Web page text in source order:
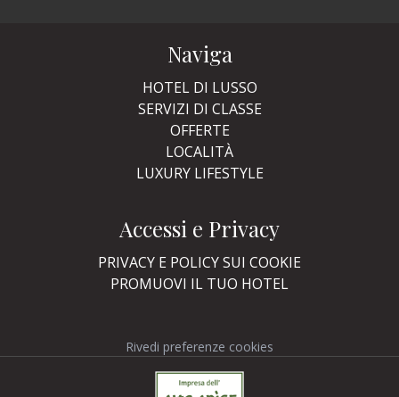
Naviga
HOTEL DI LUSSO
SERVIZI DI CLASSE
OFFERTE
LOCALITÀ
LUXURY LIFESTYLE
Accessi e Privacy
PRIVACY E POLICY SUI COOKIE
PROMUOVI IL TUO HOTEL
Rivedi preferenze cookies